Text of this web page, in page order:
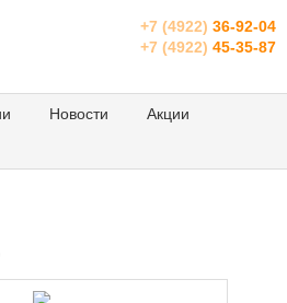
+7 (4922) 36-92-04
+7 (4922) 45-35-87
Новости Акции